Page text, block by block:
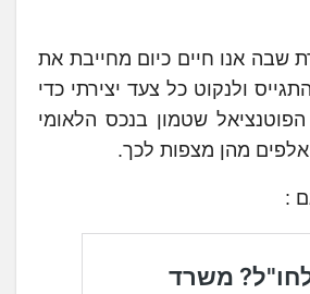
שבה אנו חיים כיום מחייבת את
ולנקוט כל צעד יצירתי כדי
שטמון בנכס הלאומי
מהן מצפות לכך.
: